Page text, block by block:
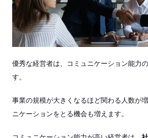
優秀な経営者は、コミュニケーション能力
す。
事業の規模が大きくなるほど関わる人数が
ニケーションをとる機会も増えます。